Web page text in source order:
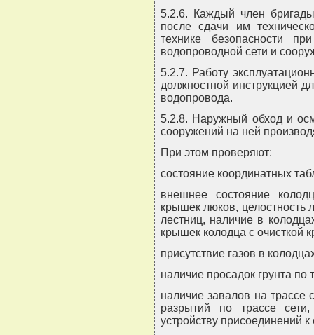
5.2.6. Каждый член
после сдачи им
технике безопасности
водопроводной сети и
5.2.7. Работу
должностной инструкцией
водопровода.
5.2.8. Наружный обход и
сооружений на ней
При этом проверяют:
состояние координатных
внешнее состояние
крышек люков, целостность
лестниц, наличие в
крышек колодца с очисткой
присутствие газов в
наличие просадок грунта по
наличие завалов на трассе
разрытий по трассе
устройству присоединений к